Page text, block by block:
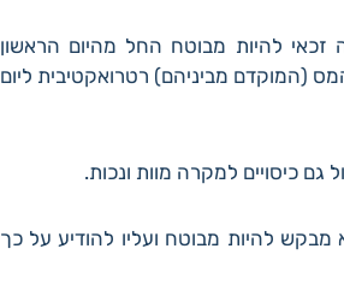
זכאי להיות מבוטח החל מהיום הראשון
עבודה או בתום שנת המס (המוקדם מביניהם) רטרואקטיבית ליום
להיות מבוטח ועליו להודיע על כך